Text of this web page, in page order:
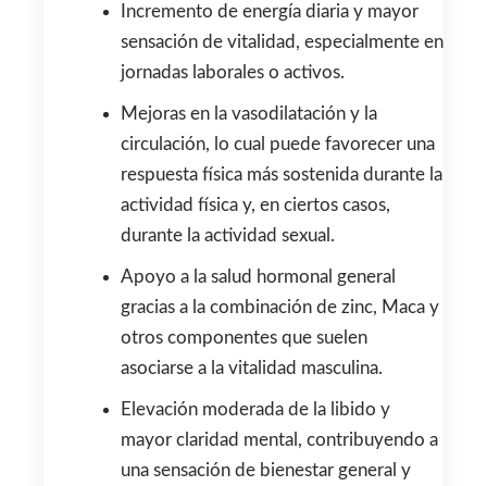
Incremento de energía diaria y mayor
sensación de vitalidad, especialmente en
jornadas laborales o activos.
Mejoras en la vasodilatación y la
circulación, lo cual puede favorecer una
respuesta física más sostenida durante la
actividad física y, en ciertos casos,
durante la actividad sexual.
Apoyo a la salud hormonal general
gracias a la combinación de zinc, Maca y
otros componentes que suelen
asociarse a la vitalidad masculina.
Elevación moderada de la libido y
mayor claridad mental, contribuyendo a
una sensación de bienestar general y